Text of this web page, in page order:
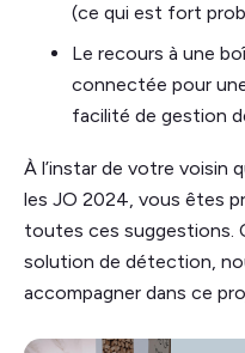
(ce qui est fort
Le recours à une
connectée pour
facilité de gestion
À l’instar de votre voisin
les JO 2024, vous êtes
toutes ces suggestions.
solution de détection,
accompagner dans ce